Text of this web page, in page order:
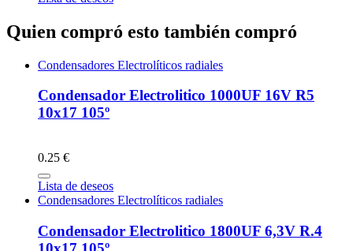
Quien compró esto también compró
Condensadores Electrolíticos radiales
Condensador Electrolitico 1000UF 16V R5
10x17 105º
0.25 €
Lista de deseos
Condensadores Electrolíticos radiales
Condensador Electrolitico 1800UF 6,3V R.4